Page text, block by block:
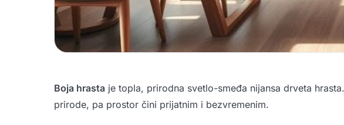
Boja hrasta je topla, prirodna svetlo-smeđa nijansa drveta
prirode, pa prostor čini prijatnim i bezvremenim.